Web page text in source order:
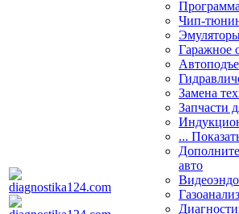
Чип-
Гаражное
Замена
Запчасти
...
авто